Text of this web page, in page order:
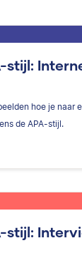
stijl:
hoe je naar
de APA-stijl.
stijl: